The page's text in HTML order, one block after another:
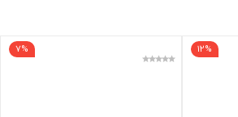
12%
7%